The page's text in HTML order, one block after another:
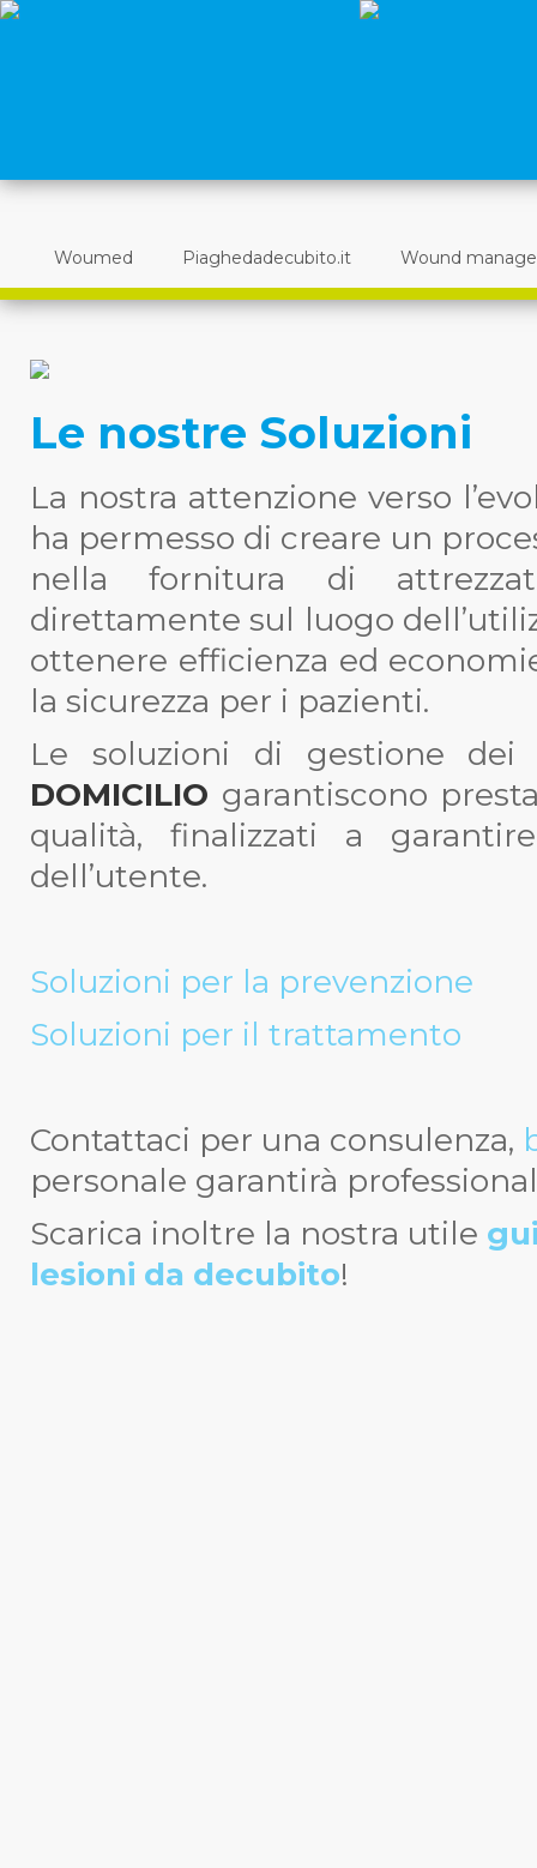
Woumed Piaghedadecubito.it Wound
Le nostre Soluzioni
La nostra attenzione verso
ha permesso di creare un
nella fornitura di
direttamente sul luogo
ottenere efficienza ed
la sicurezza per i pazienti.
Le soluzioni di gestione
DOMICILIO garantiscono
qualità, finalizzati a
dell’utente.
Soluzioni per la prevenzione
Soluzioni per il trattamento
Contattaci per una consulenza,
personale garantirà
Scarica inoltre la nostra utile
lesioni da decubito!